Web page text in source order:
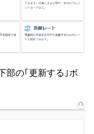
部の｢更新する｣ボ